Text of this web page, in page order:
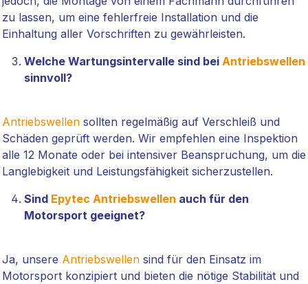
zu lassen, um eine fehlerfreie Installation und die
Einhaltung aller Vorschriften zu gewährleisten.
Welche Wartungsintervalle sind bei Antriebswellen
sinnvoll?
Antriebswellensollten regelmäßig auf Verschleiß und
Schäden geprüft werden. Wir empfehlen eine Inspektion
alle 12 Monate oder bei intensiver Beanspruchung, um die
Langlebigkeit und Leistungsfähigkeit sicherzustellen.
Sind Epytec Antriebswellen auch für den
Motorsport geeignet?
Ja, unsere Antriebswellensind für den Einsatz im
Motorsport konzipiert und bieten die nötige Stabilität und